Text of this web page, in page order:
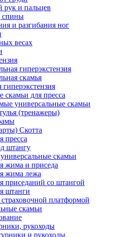
рук и пальцев
и разгибания ног
весах
гиперэкстензия
скамья
скамьи для пресса
универсальные скамьи
(тренажеры)
Скотта
пресса
штангу
скамьи
жима и приседа
жима лежа
приседаний со штангой
штанги
платформой
скамьи
рукоходы
и рукоходы